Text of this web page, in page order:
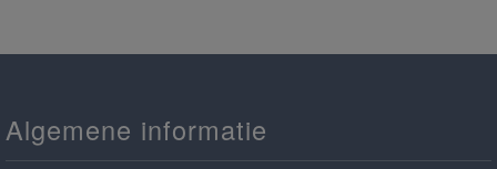
Algemene informatie